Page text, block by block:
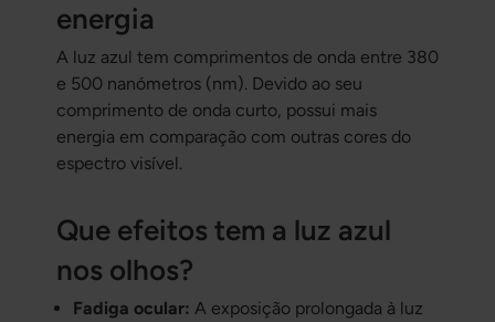
energia
A luz azul tem comprimentos de onda entre 380
e 500 nanómetros (nm). Devido ao seu
comprimento de onda curto, possui mais
energia em comparação com outras cores do
espectro visível.
Que efeitos tem a luz azul
nos olhos?
Fadiga ocular: A exposição prolongada à luz